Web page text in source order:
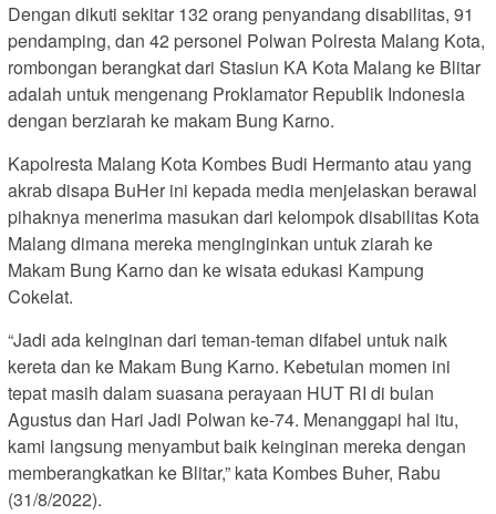
Dengan dikuti sekitar 132 orang penyandang disabilitas, 91
pendamping, dan 42 personel Polwan Polresta Malang Kota,
rombongan berangkat dari Stasiun KA Kota Malang ke Blitar
adalah untuk mengenang Proklamator Republik Indonesia
dengan berziarah ke makam Bung Karno.
Kapolresta Malang Kota Kombes Budi Hermanto atau yang
akrab disapa BuHer ini kepada media menjelaskan berawal
pihaknya menerima masukan dari kelompok disabilitas Kota
Malang dimana mereka menginginkan untuk ziarah ke
Makam Bung Karno dan ke wisata edukasi Kampung
Cokelat.
“Jadi ada keinginan dari teman-teman difabel untuk naik
kereta dan ke Makam Bung Karno. Kebetulan momen ini
tepat masih dalam suasana perayaan HUT RI di bulan
Agustus dan Hari Jadi Polwan ke-74. Menanggapi hal itu,
kami langsung menyambut baik keinginan mereka dengan
memberangkatkan ke Blitar,” kata Kombes Buher, Rabu
(31/8/2022).